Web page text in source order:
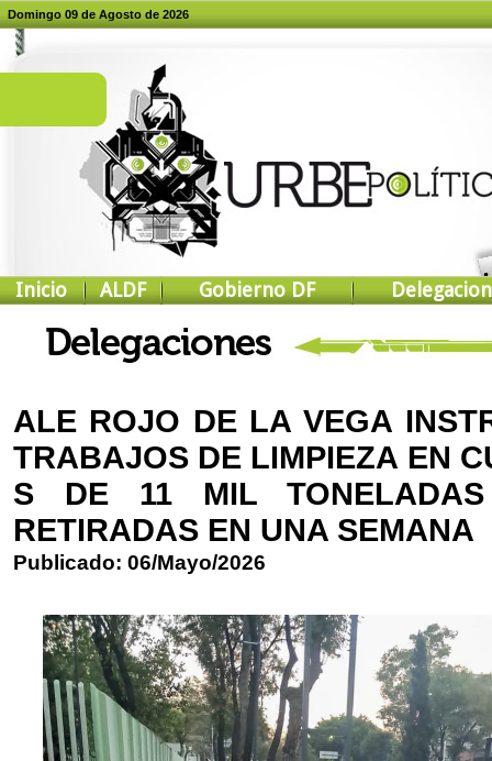
Domingo 09 de Agosto de 2026
Inicio ALDF Gobierno DF
ALE ROJO DE LA VEGA
TRABAJOS DE LIMPIEZA EN
S DE 11 MIL TONELADAS
RETIRADAS EN UNA SEMANA
Publicado: 06/Mayo/2026